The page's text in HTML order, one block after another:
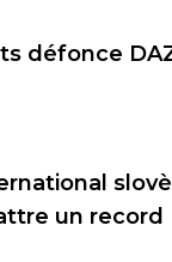
défonce
un record